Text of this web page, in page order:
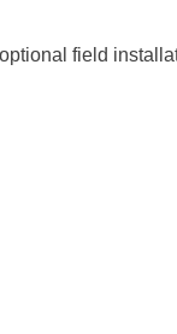
field